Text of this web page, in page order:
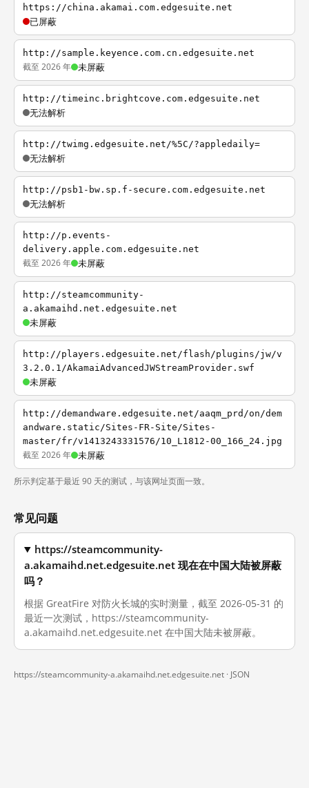
https://china.akamai.com.edgesuite.net
已屏蔽
http://sample.keyence.com.cn.edgesuite.net
截至 2026 年 未屏蔽
http://timeinc.brightcove.com.edgesuite.net
无法解析
http://twimg.edgesuite.net/%5C/?appledaily=
无法解析
http://psb1-bw.sp.f-secure.com.edgesuite.net
无法解析
http://p.events-
delivery.apple.com.edgesuite.net
截至 2026 年 未屏蔽
http://steamcommunity-
a.akamaihd.net.edgesuite.net
未屏蔽
http://players.edgesuite.net/flash/plugins/jw/v
3.2.0.1/AkamaiAdvancedJWStreamProvider.swf
未屏蔽
http://demandware.edgesuite.net/aaqm_prd/on/dem
andware.static/Sites-FR-Site/Sites-
master/fr/v1413243331576/10_L1812-00_166_24.jpg
截至 2026 年 未屏蔽
所示判定基于最近 90 天的测试，与该网址页面一致。
常见问题
https://steamcommunity-
a.akamaihd.net.edgesuite.net 现在在中国大陆被屏蔽
吗？
根据 GreatFire 对防火长城的实时测量，截至 2026-05-31 的
最近一次测试，https://steamcommunity-
a.akamaihd.net.edgesuite.net 在中国大陆未被屏蔽。
https://steamcommunity-a.akamaihd.net.edgesuite.net · JSON